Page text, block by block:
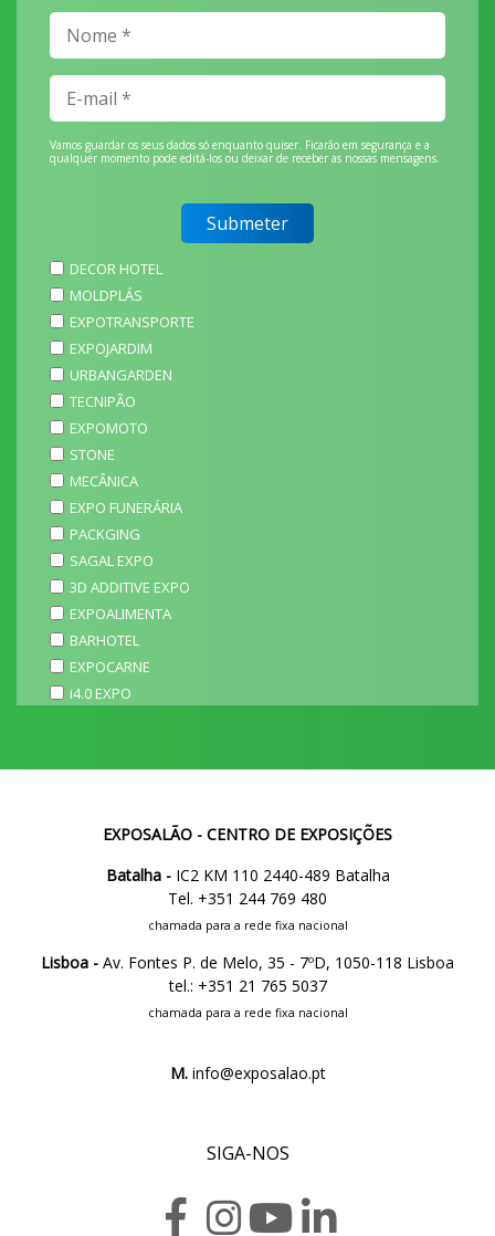
Vamos guardar os seus dados só enquanto quiser. Ficarão em segurança e a
qualquer momento pode editá-los ou deixar de receber as nossas mensagens.
DECOR HOTEL
MOLDPLÁS
EXPOTRANSPORTE
EXPOJARDIM
URBANGARDEN
TECNIPÃO
EXPOMOTO
STONE
MECÂNICA
EXPO FUNERÁRIA
PACKGING
SAGAL EXPO
3D ADDITIVE EXPO
EXPOALIMENTA
BARHOTEL
EXPOCARNE
i4.0 EXPO
EXPOSALÃO - CENTRO DE EXPOSIÇÕES
Batalha -IC2 KM 110 2440-489 Batalha
Tel. +351 244 769 480
chamada para a rede fixa nacional
Lisboa - Av. Fontes P. de Melo, 35 - 7ºD, 1050-118 Lisboa
tel.: +351 21 765 5037
chamada para a rede fixa nacional
M.info@exposalao.pt
SIGA-NOS